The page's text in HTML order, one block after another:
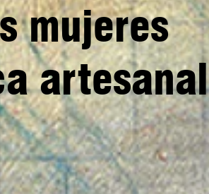
mujeres
artesanal